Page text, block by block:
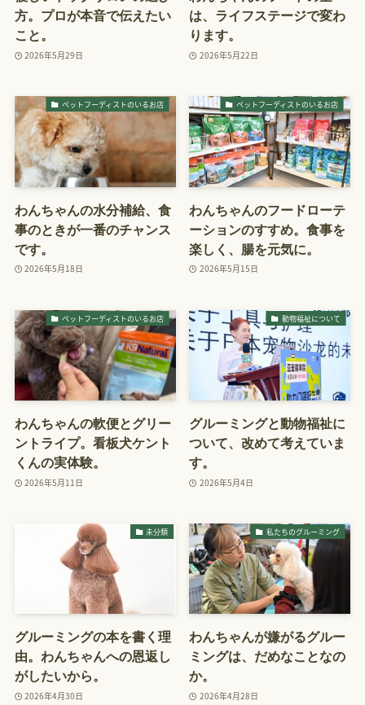
方。プロが本音で伝えたい
こと。
2026年5月29日
は、ライフステージで変わ
ります。
2026年5月22日
ペットフーディストのいるお店
わんちゃんの水分補給、食
事のときが一番のチャンス
です。
2026年5月18日
ペットフーディストのいるお店
わんちゃんのフードローテ
ーションのすすめ。食事を
楽しく、腸を元気に。
2026年5月15日
ペットフーディストのいるお店
わんちゃんの軟便とグリー
ントライプ。看板犬ケント
くんの実体験。
2026年5月11日
動物福祉について
グルーミングと動物福祉に
ついて、改めて考えていま
す。
2026年5月4日
未分類
グルーミングの本を書く理
由。わんちゃんへの恩返し
がしたいから。
2026年4月30日
私たちのグルーミング
わんちゃんが嫌がるグルー
ミングは、だめなことなの
か。
2026年4月28日